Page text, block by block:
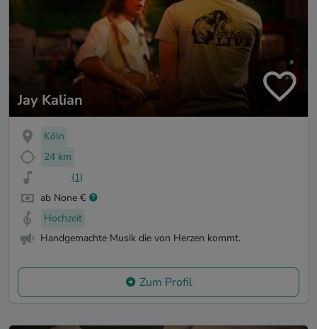
Jay Kalian
Köln
24 km
(1)
ab None €
Hochzeit
Handgemachte Musik die von Herzen kommt.
Zum Profil